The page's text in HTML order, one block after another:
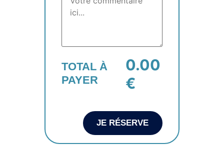
TOTAL À
PAYER
0.00
€
JE RÉSERVE